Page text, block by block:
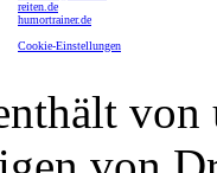
reiten.de
humortrainer.de
Cookie-Einstellungen